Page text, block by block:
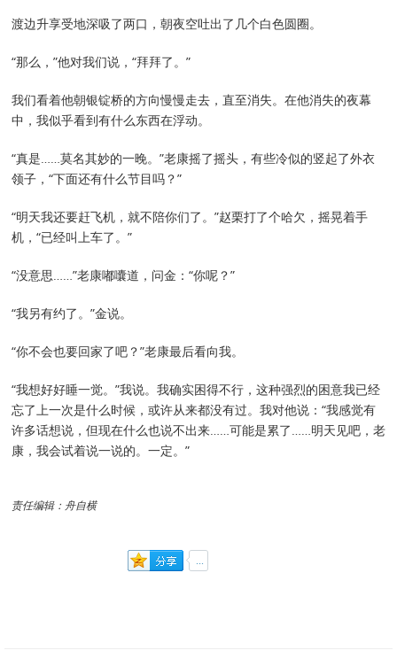
渡边升享受地深吸了两口，朝夜空吐出了几个白色圆圈。
“那么，”他对我们说，“拜拜了。”
我们看着他朝银锭桥的方向慢慢走去，直至消失。在他消失的夜幕
中，我似乎看到有什么东西在浮动。
“真是……莫名其妙的一晚。”老康摇了摇头，有些冷似的竖起了外衣
领子，“下面还有什么节目吗？”
“明天我还要赶飞机，就不陪你们了。”赵栗打了个哈欠，摇晃着手
机，“已经叫上车了。”
“没意思……”老康嘟囔道，问金：“你呢？”
“我另有约了。”金说。
“你不会也要回家了吧？”老康最后看向我。
“我想好好睡一觉。”我说。我确实困得不行，这种强烈的困意我已经
忘了上一次是什么时候，或许从来都没有过。我对他说：“我感觉有
许多话想说，但现在什么也说不出来……可能是累了……明天见吧，老
康，我会试着说一说的。一定。”
责任编辑：舟自横